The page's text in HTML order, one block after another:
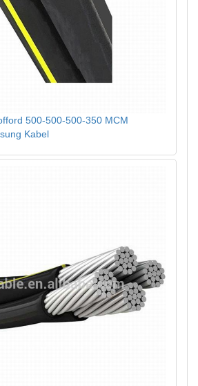
500-500-500-350 MCM
Kabel